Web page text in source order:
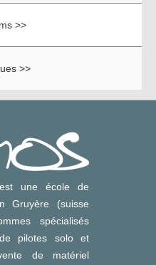
>>
>>
est une école de
Gruyère (suisse
spécialisés
pilotes solo et
de matériel